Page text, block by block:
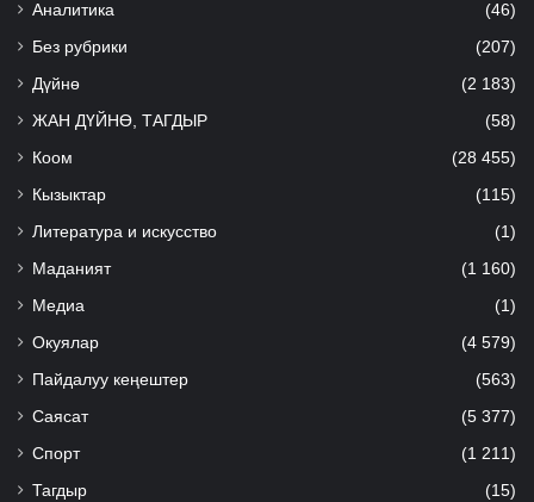
Аналитика (46)
Без рубрики (207)
Дүйнө (2 183)
ЖАН ДҮЙНӨ, ТАГДЫР (58)
Коом (28 455)
Кызыктар (115)
Литература и искусство (1)
Маданият (1 160)
Медиа (1)
Окуялар (4 579)
Пайдалуу кеңештер (563)
Саясат (5 377)
Спорт (1 211)
Тагдыр (15)